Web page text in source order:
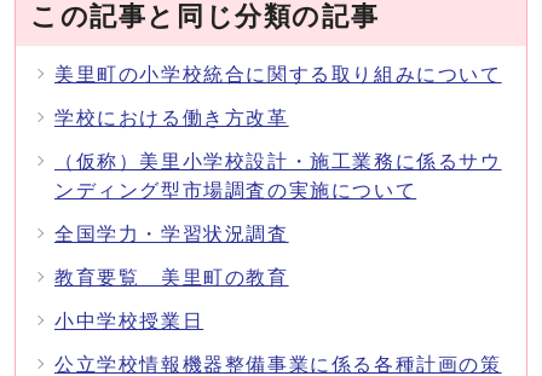
この記事と同じ分類の記事
美里町の小学校統合に関する取り組みについて
学校における働き方改革
（仮称）美里小学校設計・施工業務に係るサウ
ンディング型市場調査の実施について
全国学力・学習状況調査
教育要覧 美里町の教育
小中学校授業日
公立学校情報機器整備事業に係る各種計画の策